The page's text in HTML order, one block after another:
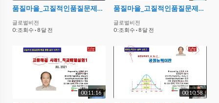
품질마을_고질적인품질문제해결을 위한 FTA활용 사례
글로벌비전
0 :조회수 · 8 달 전
품질마을_고질적인품질문제해결방법실무 시리즈4_고품해결핵심수법2
글로벌비전
0 :조회수 · 8 달 전
00:11:16 00:10:58